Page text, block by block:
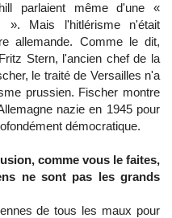
parlaient même d'une «
». Mais l'hitlérisme n'était
allemande. Comme le dit,
Stern, l'ancien chef de la
le traité de Versailles n'a
prussien. Fischer montre
nazie en 1945 pour
démocratique.
comme vous le faites,
ne sont pas les grands
de tous les maux pour